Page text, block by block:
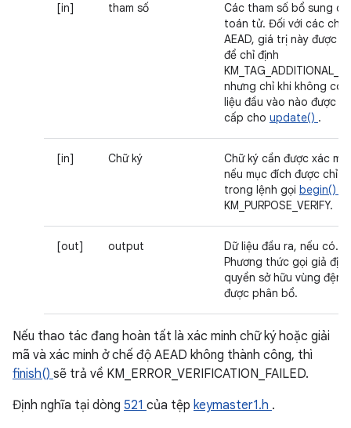
[in] tham số
Các tham số bổ sung
toán tử. Đối với các chế
AEAD, giá trị này được
để chỉ định
nhưng chỉ khi không có
liệu đầu vào nào được
cấp cho update() .
[in] Chữ ký
Chữ ký cần được xác
nếu mục đích được chỉ
trong lệnh gọi begin()
KM_PURPOSE_VERIFY.
[out] output
Dữ liệu đầu ra, nếu có.
Phương thức gọi giả định
quyền sở hữu vùng đệm
được phân bổ.
Nếu thao tác đang hoàn tất là xác minh chữ ký hoặc giải
mã và xác minh ở chế độ AEAD không thành công, thì
finish() sẽ trả về KM_ERROR_VERIFICATION_FAILED.
Định nghĩa tại dòng 521 của tệp keymaster1.h .